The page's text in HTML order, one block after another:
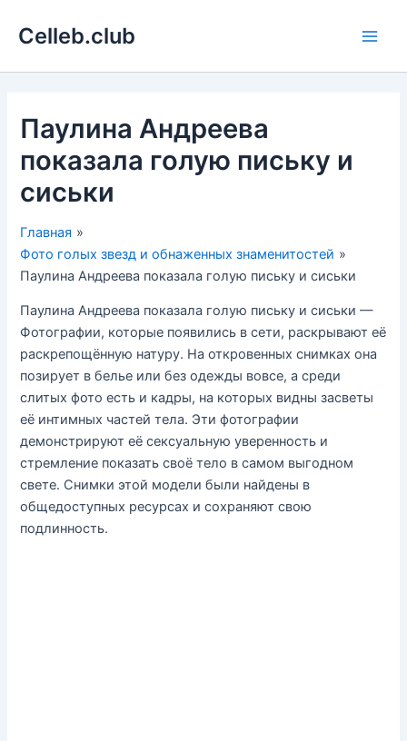
Celleb.club
Паулина Андреева
показала голую письку и
сиськи
Главная
Фото голых звезд и обнаженных знаменитостей
Паулина Андреева показала голую письку и сиськи
Паулина Андреева показала голую письку и сиськи —
Фотографии, которые появились в сети, раскрывают её
раскрепощённую натуру. На откровенных снимках она
позирует в белье или без одежды вовсе, а среди
слитых фото есть и кадры, на которых видны засветы
её интимных частей тела. Эти фотографии
демонстрируют её сексуальную уверенность и
стремление показать своё тело в самом выгодном
свете. Снимки этой модели были найдены в
общедоступных ресурсах и сохраняют свою
подлинность.